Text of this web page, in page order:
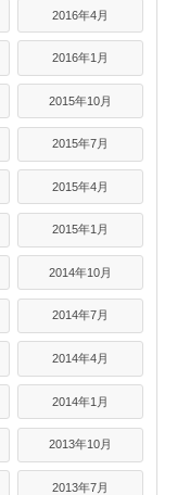
2016年4月
2016年1月
2015年10月
2015年7月
2015年4月
2015年1月
2014年10月
2014年7月
2014年4月
2014年1月
2013年10月
2013年7月